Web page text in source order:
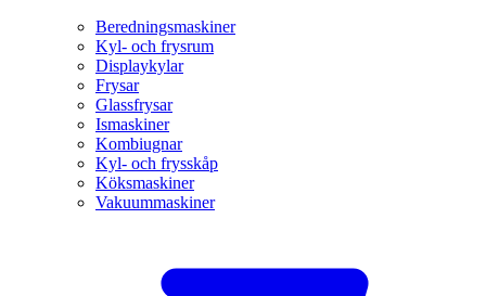
Beredningsmaskiner
Kyl- och frysrum
Displaykylar
Frysar
Glassfrysar
Ismaskiner
Kombiugnar
Kyl- och frysskåp
Köksmaskiner
Vakuummaskiner